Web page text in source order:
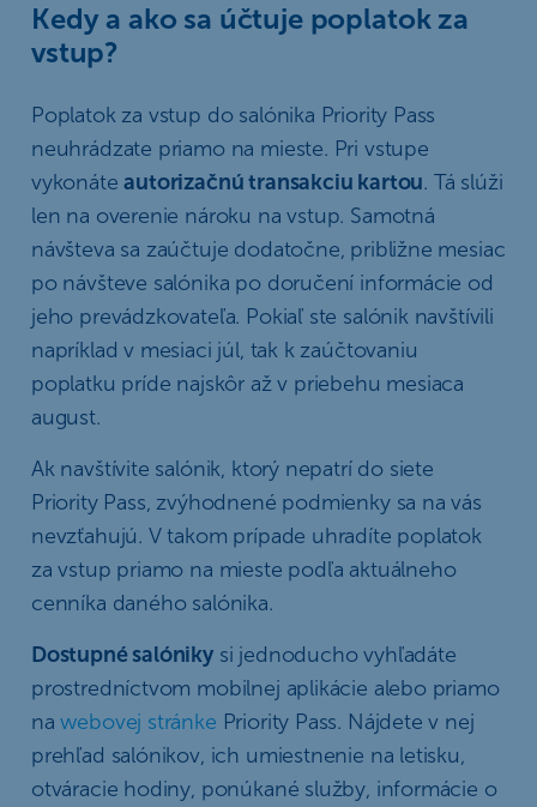
Kedy a ako sa účtuje poplatok za
vstup?
Poplatok za vstup do salónika Priority Pass
neuhrádzate priamo na mieste. Pri vstupe
vykonáteautorizačnú transakciu kartou. Tá slúži
len na overenie nároku na vstup. Samotná
návšteva sa zaúčtuje dodatočne, približne mesiac
po návšteve salónika po doručení informácie od
jeho prevádzkovateľa. Pokiaľ ste salónik navštívili
napríklad v mesiaci júl, tak k zaúčtovaniu
poplatku príde najskôr až v priebehu mesiaca
august.
Ak navštívite salónik, ktorý nepatrí do siete
Priority Pass, zvýhodnené podmienky sa na vás
nevzťahujú. V takom prípade uhradíte poplatok
za vstup priamo na mieste podľa aktuálneho
cenníka daného salónika.
Dostupné salónikysi jednoducho vyhľadáte
prostredníctvom mobilnej aplikácie alebo priamo
nawebovej stránke Priority Pass. Nájdete v nej
prehľad salónikov, ich umiestnenie na letisku,
otváracie hodiny, ponúkané služby, informácie o